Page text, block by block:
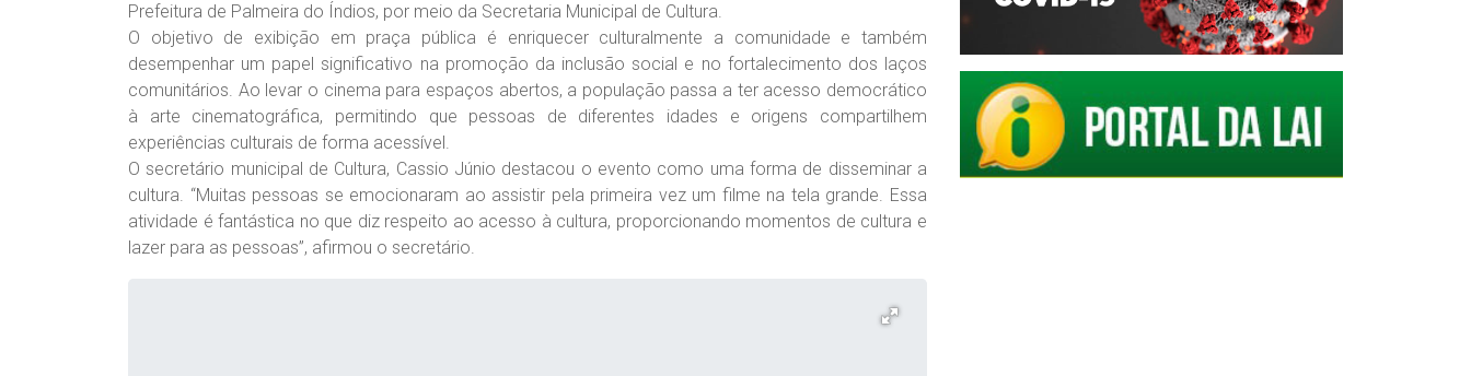
Prefeitura de Palmeira do Índios, por meio da Secretaria Municipal de Cultura.
O objetivo de exibição em praça pública é enriquecer culturalmente a comunidade e também
desempenhar um papel significativo na promoção da inclusão social e no fortalecimento dos laços
comunitários. Ao levar o cinema para espaços abertos, a população passa a ter acesso democrático
à arte cinematográfica, permitindo que pessoas de diferentes idades e origens compartilhem
experiências culturais de forma acessível.
O secretário municipal de Cultura, Cassio Júnio destacou o evento como uma forma de disseminar a
cultura. “Muitas pessoas se emocionaram ao assistir pela primeira vez um filme na tela grande. Essa
atividade é fantástica no que diz respeito ao acesso à cultura, proporcionando momentos de cultura e
lazer para as pessoas”, afirmou o secretário.